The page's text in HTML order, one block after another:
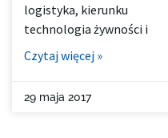
logistyka, kierunku
technologia żywności i
Czytaj więcej »
29 maja 2017